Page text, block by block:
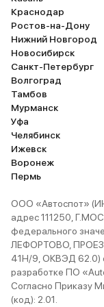
Краснодар
Ростов-на-Дону
Нижний Новгород
Новосибирск
Санкт-Петербург
Волгоград
Тамбов
Мурманск
Уфа
Челябинск
Ижевск
Воронеж
Пермь
ООО «Автоспот»
адрес 111250,
федерального
ЛЕФОРТОВО,
41Н/9, ОКВЭД 62.0)
разработке ПО
Согласно Приказу
(код): 2.01.